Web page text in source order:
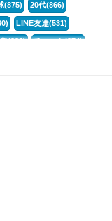
(875) 20代(866)
LINE友達(531)
(381) チャット(374)